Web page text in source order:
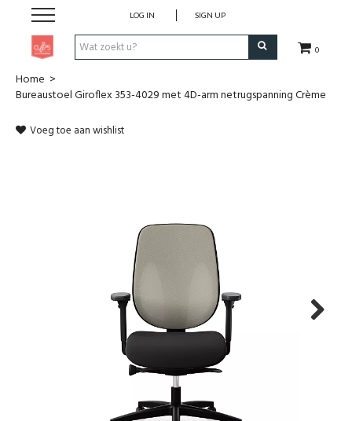
0
LOG IN SIGN UP
Pen & Papier
Office
Home >
Bureaustoel Giroflex 353-4029 met 4D-arm netrugspanning Crème
Voeg toe aan wishlist